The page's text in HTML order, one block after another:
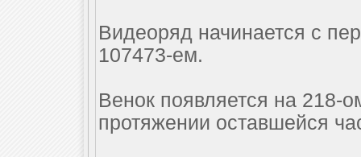
Видеоряд начинается с
107473-ем.
Венок появляется на 218-
протяжении оставшейся